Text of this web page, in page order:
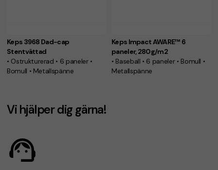
Keps 3968 Dad-cap
Stentvättad
• Ostrukturerad • 6 paneler •
Bomull • Metallspänne
Keps Impact AWARE™ 6
paneler, 280g/m2
• Baseball • 6 paneler • Bomull •
Metallspänne
Vi hjälper dig gärna!